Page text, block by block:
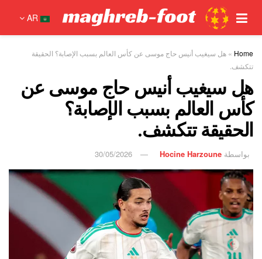
AR
Home
» هل سيغيب أنيس حاج موسى عن كأس العالم بسبب الإصابة؟ الحقيقة
تتكشف.
هل سيغيب أنيس حاج موسى عن
كأس العالم بسبب الإصابة؟
الحقيقة تتكشف.
بواسطة Hocine Harzoune
30/05/2026